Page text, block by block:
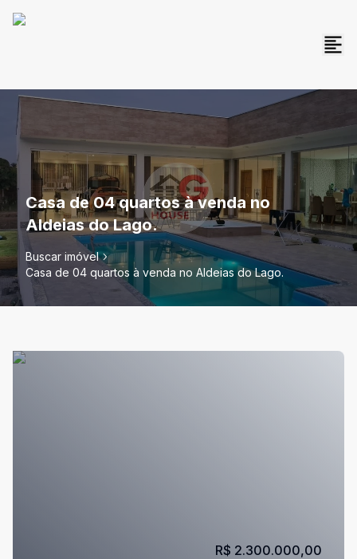
Casa de 04 quartos à venda no
Aldeias do Lago.
Buscar imóvel
Casa de 04 quartos à venda no Aldeias do Lago.
R$ 2.300.000,00